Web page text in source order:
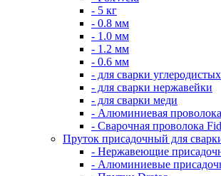
- 5 кг
- 0.8 мм
- 1.0 мм
- 1.2 мм
- 0.6 мм
- для сварки
- для сварки нержавейки
- для сварки меди
- Алюминиевая проволока
- Сварочная проволока
Пруток присадочный для
- Нержавеющие
- Алюминиевые